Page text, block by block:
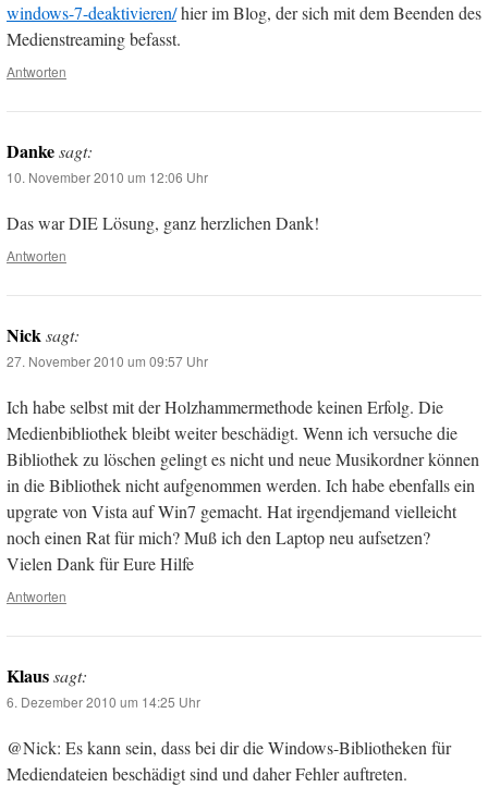
windows-7-deaktivieren/hier im Blog, der sich mit dem Beenden des
Medienstreaming befasst.
Antworten
Dankesagt:
10. November 2010 um 12:06 Uhr
Das war DIE Lösung, ganz herzlichen Dank!
Antworten
Nicksagt:
27. November 2010 um 09:57 Uhr
Ich habe selbst mit der Holzhammermethode keinen Erfolg. Die
Medienbibliothek bleibt weiter beschädigt. Wenn ich versuche die
Bibliothek zu löschen gelingt es nicht und neue Musikordner können
in die Bibliothek nicht aufgenommen werden. Ich habe ebenfalls ein
upgrate von Vista auf Win7 gemacht. Hat irgendjemand vielleicht
noch einen Rat für mich? Muß ich den Laptop neu aufsetzen?
Vielen Dank für Eure Hilfe
Antworten
Klaussagt:
6. Dezember 2010 um 14:25 Uhr
@Nick: Es kann sein, dass bei dir die Windows-Bibliotheken für
Mediendateien beschädigt sind und daher Fehler auftreten.